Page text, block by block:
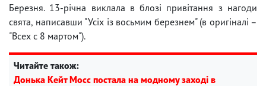
Березня. 13-річна виклала в блозі привітання з нагоди
свята, написавши "Усіх із восьмим березнем" (в оригіналі –
"Всех с 8 мартом").
Читайте також:
Донька Кейт Мосс постала на модному заході в